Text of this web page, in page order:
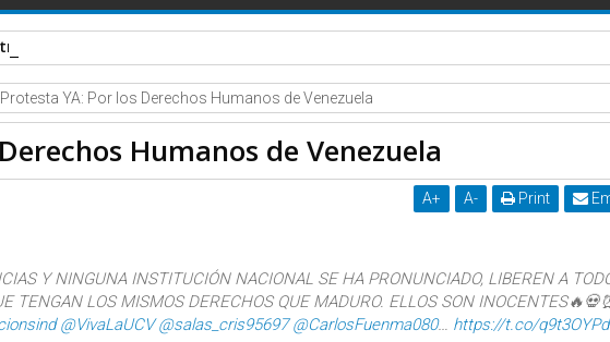
el sismo: 3 zonas de tu casa por donde están entrando animales peligrosos
Protesta YA: Por los Derechos Humanos de Venezuela
Humanos de Venezuela
A+ A- Print
Y NINGUNA INSTITUCIÓN NACIONAL SE HA PRONUNCIADO, LIBEREN A
TENGAN LOS MISMOS DERECHOS QUE MADURO. ELLOS SON
@VivaLaUCV @salas_cris95697 @CarlosFuenma080… https://t.co/